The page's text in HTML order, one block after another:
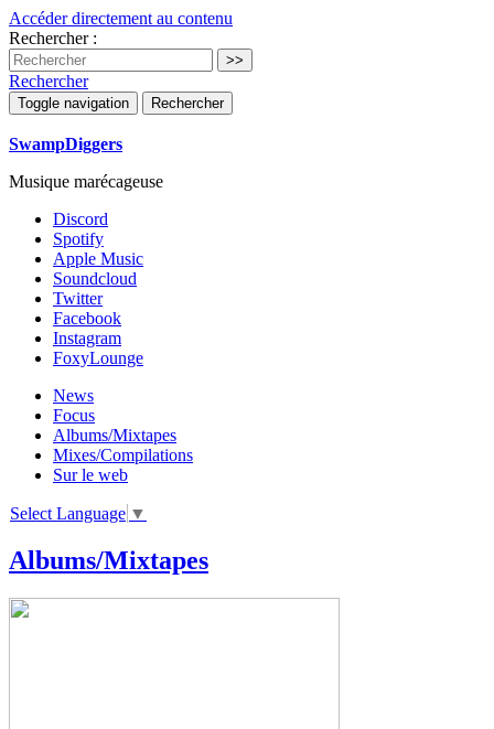
Accéder directement au contenu
Rechercher :
Rechercher
Toggle navigation Rechercher
SwampDiggers
Musique marécageuse
Discord
Spotify
Apple Music
Soundcloud
Twitter
Facebook
Instagram
FoxyLounge
News
Focus
Albums/Mixtapes
Mixes/Compilations
Sur le web
Select Language ▼
Albums/Mixtapes